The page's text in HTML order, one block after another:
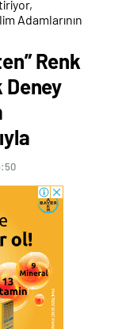
Renk
Deney